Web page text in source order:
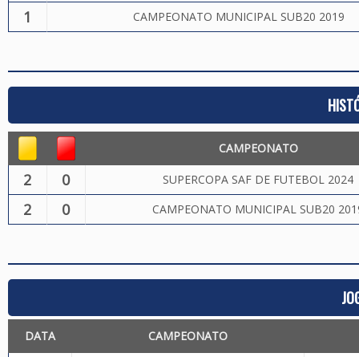
1 CAMPEONATO MUNICIPAL SUB20 2019
CAMPEONATO
2 0 SUPERCOPA SAF DE FUTEBOL 2024
2 0 CAMPEONATO MUNICIPAL SUB20
DATA CAMPEONATO